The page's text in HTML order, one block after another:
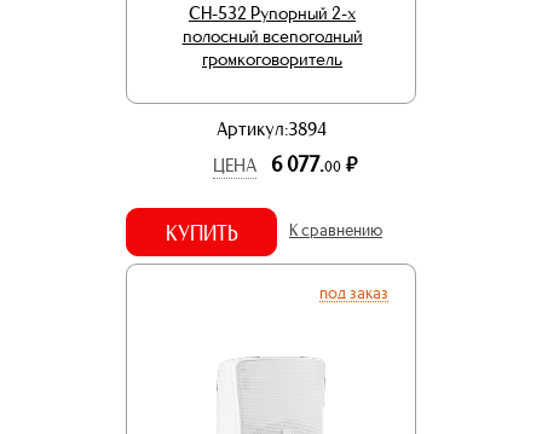
CH-532 Рупорный 2-х
полосный всепогодный
громкоговоритель
Артикул:3894
ЦЕНА
6 077.00 р.
КУПИТЬ К сравнению
под заказ